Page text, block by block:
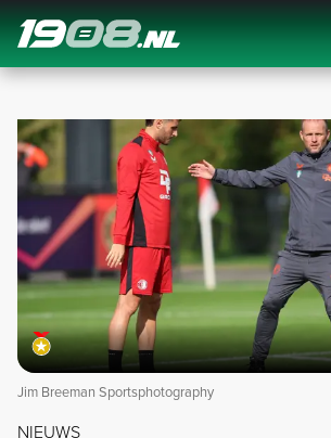
Navigation
Jim Breeman Sportsphotography
NIEUWS